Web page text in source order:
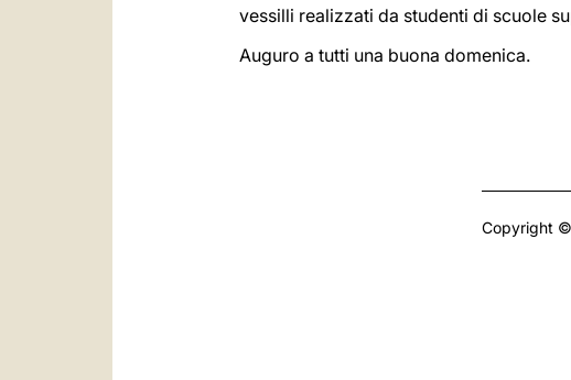
vessilli realizzati da studenti di scuole
Auguro a tutti una buona domenica.
Copyright ©